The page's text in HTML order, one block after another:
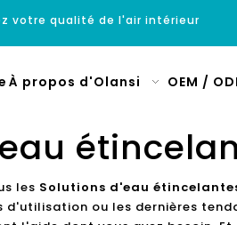
votre qualité de l'air intérieur
À propos d'Olansi OEM /
les Solutions d'eau
ou les dernières